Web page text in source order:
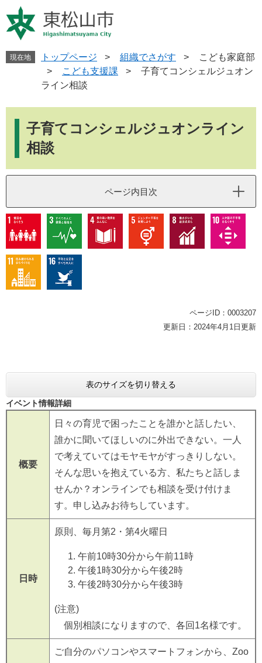
ー
ジ
ニ
ュ
現在地 トップページ > 組織でさがす >
こども家庭部
>
こども支援課 >
子育てコンシェルジュオン
ライン相談
子育てコンシェルジュオンライン
相談
ページ内目次
ページID：0003207
更新日：2024年4月1日更新
表のサイズを切り替える
イベント情報詳細
概要
日々の育児で困ったことを誰かと話したい、
誰かに聞いてほしいのに外出できない。一人
で考えていてはモヤモヤがすっきりしない。
そんな思いを抱えている方、私たちと話しま
せんか？オンラインでも相談を受け付けま
す。申し込みお待ちしています。
日時
原則、毎月第2・第4火曜日
午前10時30分から午前11時
午後1時30分から午後2時
午後2時30分から午後3時
(注意)
個別相談になりますので、各回1名様です。
ご自分のパソコンやスマートフォンから、Zoo